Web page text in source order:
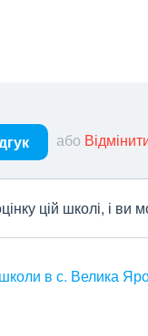
або
цій школі, і
школи в с. Велика